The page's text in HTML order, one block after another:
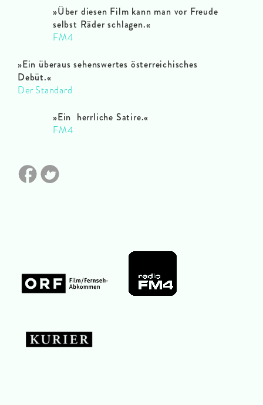
»Über diesen Film kann man vor Freude
selbst Räder schlagen.«
FM4
»Ein überaus sehenswertes österreichisches
Debüt.«
Der Standard
»Ein herrliche Satire.«
FM4